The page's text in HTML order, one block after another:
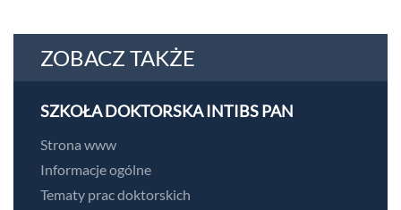
ZOBACZ TAKŻE
SZKOŁA DOKTORSKA INTIBS PAN
Strona www
Informacje ogólne
Tematy prac doktorskich